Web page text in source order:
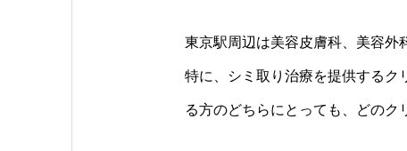
東京駅周辺は美容皮膚科、美容外
特に、シミ取り治療を提供するク
る方のどちらにとっても、どのク